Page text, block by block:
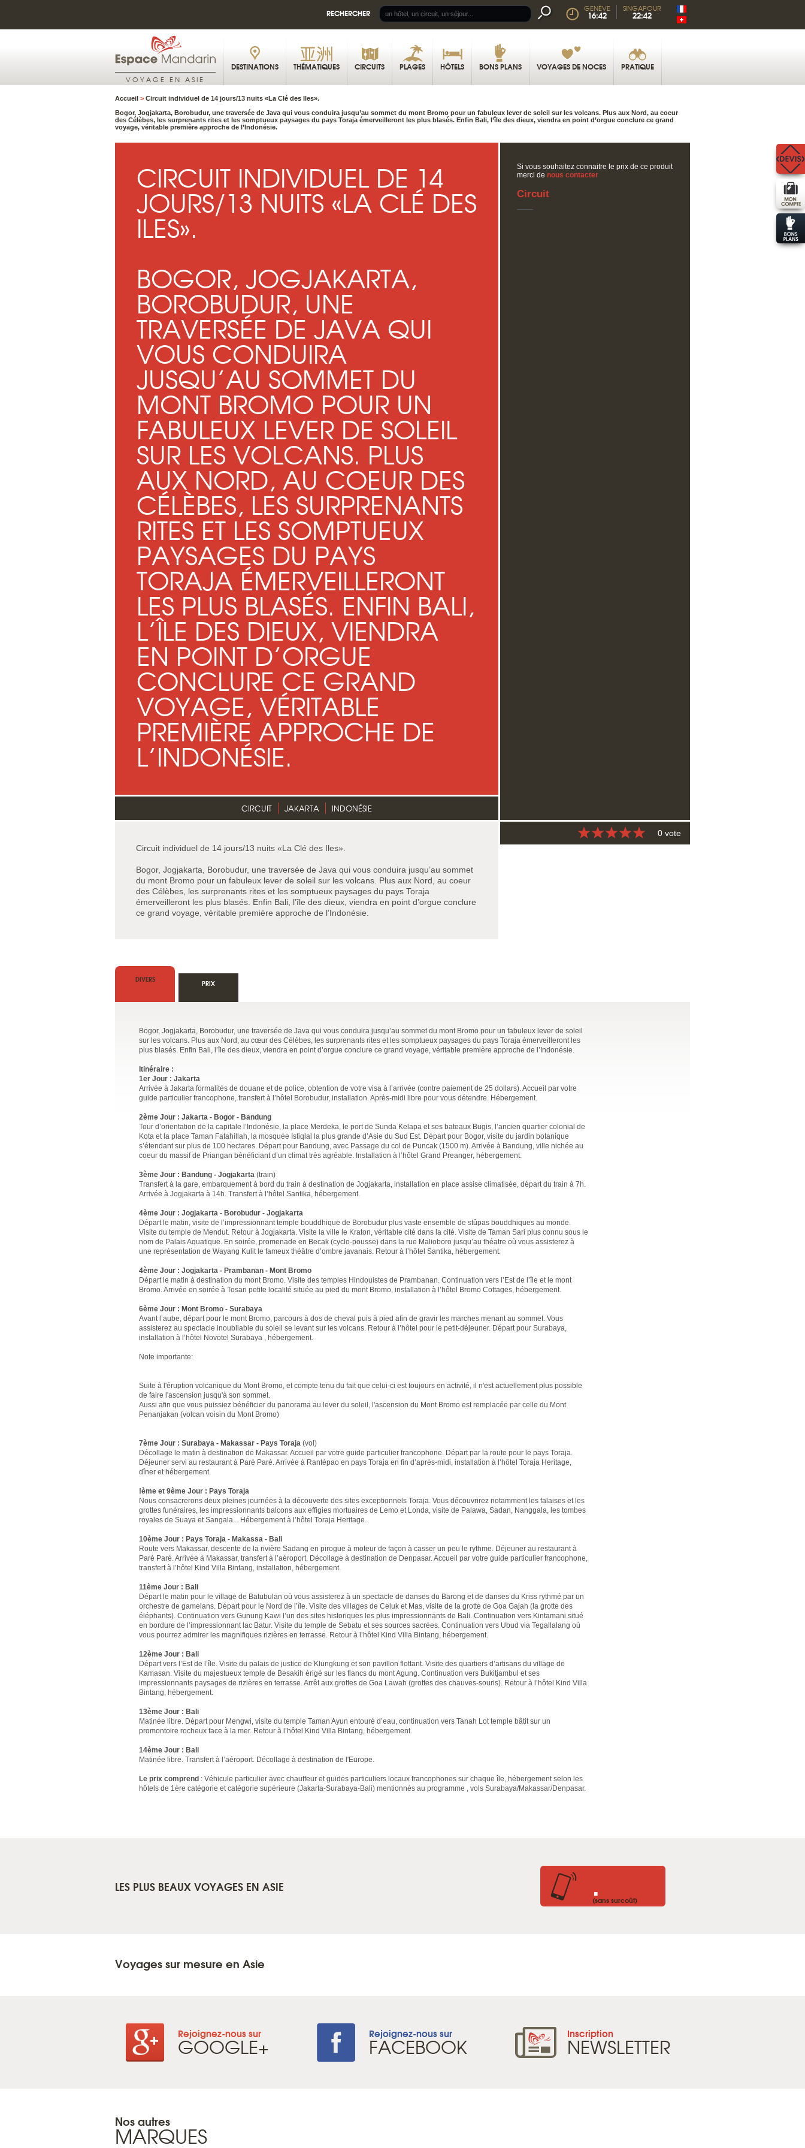
RECHERCHER GENÈVE
16:42
SINGAPOUR
22:42
VOYAGE EN ASIE
DESTINATIONS THÉMATIQUES CIRCUITS PLAGES HÔTELS BONS PLANS VOYAGES DE NOCES PRATIQUE
Accueil > Circuit individuel de 14 jours/13 nuits «La Clé des Iles».
Bogor, Jogjakarta, Borobudur, une traversée de Java qui vous conduira jusqu’au sommet du mont Bromo pour un fabuleux lever de soleil sur les volcans. Plus aux Nord, au coeur
des Célèbes, les surprenants rites et les somptueux paysages du pays Toraja émerveilleront les plus blasés. Enfin Bali, l’île des dieux, viendra en point d’orgue conclure ce grand
voyage, véritable première approche de l’Indonésie.
CIRCUIT INDIVIDUEL DE 14
JOURS/13 NUITS «LA CLÉ DES
ILES».
BOGOR, JOGJAKARTA,
BOROBUDUR, UNE
TRAVERSÉE DE JAVA QUI
VOUS CONDUIRA
JUSQU’AU SOMMET DU
MONT BROMO POUR UN
FABULEUX LEVER DE SOLEIL
SUR LES VOLCANS. PLUS
AUX NORD, AU COEUR DES
CÉLÈBES, LES SURPRENANTS
RITES ET LES SOMPTUEUX
PAYSAGES DU PAYS
TORAJA ÉMERVEILLERONT
LES PLUS BLASÉS. ENFIN BALI,
L’ÎLE DES DIEUX, VIENDRA
EN POINT D’ORGUE
CONCLURE CE GRAND
VOYAGE, VÉRITABLE
PREMIÈRE APPROCHE DE
L’INDONÉSIE.
CIRCUIT JAKARTA INDONÉSIE
Si vous souhaitez connaitre le prix de ce produit
merci de nous contacter
Circuit
Circuit individuel de 14 jours/13 nuits «La Clé des Iles».
Bogor, Jogjakarta, Borobudur, une traversée de Java qui vous conduira jusqu’au sommet
du mont Bromo pour un fabuleux lever de soleil sur les volcans. Plus aux Nord, au coeur
des Célèbes, les surprenants rites et les somptueux paysages du pays Toraja
émerveilleront les plus blasés. Enfin Bali, l’île des dieux, viendra en point d’orgue conclure
ce grand voyage, véritable première approche de l’Indonésie.
0 vote
DIVERS
Bogor, Jogjakarta, Borobudur, une traversée de Java qui vous conduira jusqu’au sommet du mont Bromo pour un fabuleux lever de soleil
sur les volcans. Plus aux Nord, au cœur des Célèbes, les surprenants rites et les somptueux paysages du pays Toraja émerveilleront les
plus blasés. Enfin Bali, l’île des dieux, viendra en point d’orgue conclure ce grand voyage, véritable première approche de l’Indonésie.
Itinéraire :
1er Jour : Jakarta
Arrivée à Jakarta formalités de douane et de police, obtention de votre visa à l’arrivée (contre paiement de 25 dollars). Accueil par votre
guide particulier francophone, transfert à l’hôtel Borobudur, installation. Après-midi libre pour vous détendre. Hébergement.
2ème Jour : Jakarta - Bogor - Bandung
Tour d’orientation de la capitale l’Indonésie, la place Merdeka, le port de Sunda Kelapa et ses bateaux Bugis, l’ancien quartier colonial de
Kota et la place Taman Fatahillah, la mosquée Istiqlal la plus grande d’Asie du Sud Est. Départ pour Bogor, visite du jardin botanique
s’étendant sur plus de 100 hectares. Départ pour Bandung, avec Passage du col de Puncak (1500 m). Arrivée à Bandung, ville nichée au
coeur du massif de Priangan bénéficiant d’un climat très agréable. Installation à l’hôtel Grand Preanger, hébergement.
3ème Jour : Bandung - Jogjakarta (train)
Transfert à la gare, embarquement à bord du train à destination de Jogjakarta, installation en place assise climatisée, départ du train à 7h.
Arrivée à Jogjakarta à 14h. Transfert à l’hôtel Santika, hébergement.
4ème Jour : Jogjakarta - Borobudur - Jogjakarta
Départ le matin, visite de l’impressionnant temple bouddhique de Borobudur plus vaste ensemble de stûpas bouddhiques au monde.
Visite du temple de Mendut. Retour à Jogjakarta. Visite la ville le Kraton, véritable cité dans la cité. Visite de Taman Sari plus connu sous le
nom de Palais Aquatique. En soirée, promenade en Becak (cyclo-pousse) dans la rue Malioboro jusqu’au théatre où vous assisterez à
une représentation de Wayang Kulit le fameux théâtre d’ombre javanais. Retour à l’hôtel Santika, hébergement.
4ème Jour : Jogjakarta - Prambanan - Mont Bromo
Départ le matin à destination du mont Bromo. Visite des temples Hindouistes de Prambanan. Continuation vers l’Est de l’île et le mont
Bromo. Arrivée en soirée à Tosari petite localité située au pied du mont Bromo, installation à l’hôtel Bromo Cottages, hébergement.
6ème Jour : Mont Bromo - Surabaya
Avant l’aube, départ pour le mont Bromo, parcours à dos de cheval puis à pied afin de gravir les marches menant au sommet. Vous
assisterez au spectacle inoubliable du soleil se levant sur les volcans. Retour à l’hôtel pour le petit-déjeuner. Départ pour Surabaya,
installation à l’hôtel Novotel Surabaya , hébergement.
Note importante:
Suite à l'éruption volcanique du Mont Bromo, et compte tenu du fait que celui-ci est toujours en activité, il n'est actuellement plus possible
de faire l'ascension jusqu'à son sommet.
Aussi afin que vous puissiez bénéficier du panorama au lever du soleil, l'ascension du Mont Bromo est remplacée par celle du Mont
Penanjakan (volcan voisin du Mont Bromo)
7ème Jour : Surabaya - Makassar - Pays Toraja (vol)
Décollage le matin à destination de Makassar. Accueil par votre guide particulier francophone. Départ par la route pour le pays Toraja.
Déjeuner servi au restaurant à Paré Paré. Arrivée à Rantépao en pays Toraja en fin d’après-midi, installation à l’hôtel Toraja Heritage,
dîner et hébergement.
!ème et 9ème Jour : Pays Toraja
Nous consacrerons deux pleines journées à la découverte des sites exceptionnels Toraja. Vous découvrirez notamment les falaises et les
grottes funéraires, les impressionnants balcons aux effigies mortuaires de Lemo et Londa, visite de Palawa, Sadan, Nanggala, les tombes
royales de Suaya et Sangala... Hébergement à l’hôtel Toraja Heritage.
10ème Jour : Pays Toraja - Makassa - Bali
Route vers Makassar, descente de la rivière Sadang en pirogue à moteur de façon à casser un peu le rythme. Déjeuner au restaurant à
Paré Paré. Arrivée à Makassar, transfert à l’aéroport. Décollage à destination de Denpasar. Accueil par votre guide particulier francophone,
transfert à l’hôtel Kind Villa Bintang, installation, hébergement.
11ème Jour : Bali
Départ le matin pour le village de Batubulan où vous assisterez à un spectacle de danses du Barong et de danses du Kriss rythmé par un
orchestre de gamelans. Départ pour le Nord de l’île. Visite des villages de Celuk et Mas, visite de la grotte de Goa Gajah (la grotte des
éléphants). Continuation vers Gunung Kawi l’un des sites historiques les plus impressionnants de Bali. Continuation vers Kintamani situé
en bordure de l’impressionnant lac Batur. Visite du temple de Sebatu et ses sources sacrées. Continuation vers Ubud via Tegallalang où
vous pourrez admirer les magnifiques rizières en terrasse. Retour à l’hôtel Kind Villa Bintang, hébergement.
12ème Jour : Bali
Départ vers l’Est de l’île. Visite du palais de justice de Klungkung et son pavillon flottant. Visite des quartiers d’artisans du village de
Kamasan. Visite du majestueux temple de Besakih érigé sur les flancs du mont Agung. Continuation vers Bukitjambul et ses
impressionnants paysages de rizières en terrasse. Arrêt aux grottes de Goa Lawah (grottes des chauves-souris). Retour à l’hôtel Kind Villa
Bintang, hébergement.
13ème Jour : Bali
Matinée libre. Départ pour Mengwi, visite du temple Taman Ayun entouré d’eau, continuation vers Tanah Lot temple bâtit sur un
promontoire rocheux face à la mer. Retour à l’hôtel Kind Villa Bintang, hébergement.
14ème Jour : Bali
Matinée libre. Transfert à l’aéroport. Décollage à destination de l'Europe.
Le prix comprend : Véhicule particulier avec chauffeur et guides particuliers locaux francophones sur chaque île, hébergement selon les
hôtels de 1ère catégorie et catégorie supérieure (Jakarta-Surabaya-Bali) mentionnés au programme , vols Surabaya/Makassar/Denpasar.
PRIX
LES PLUS BEAUX VOYAGES EN ASIE .
(sans surcoût)
Voyages sur mesure en Asie
Rejoignez-nous sur
GOOGLE+ Rejoignez-nous sur
FACEBOOK Inscription
NEWSLETTER
Nos autres
MARQUES